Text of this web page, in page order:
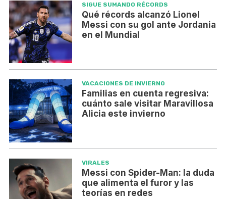
SIGUE SUMANDO RÉCORDS
Qué récords alcanzó Lionel
Messi con su gol ante Jordania
en el Mundial
VACACIONES DE INVIERNO
Familias en cuenta regresiva:
cuánto sale visitar Maravillosa
Alicia este invierno
VIRALES
Messi con Spider-Man: la duda
que alimenta el furor y las
teorías en redes